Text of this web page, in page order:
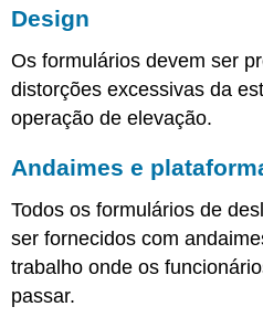
Design
Os formulários devem ser
distorções excessivas da
operação de elevação.
Andaimes e
Todos os formulários de
ser fornecidos com
trabalho onde os
passar.